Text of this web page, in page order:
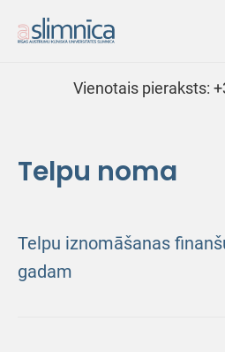
Vienotais pieraksts:
Telpu noma
Telpu iznomāšanas
gadam